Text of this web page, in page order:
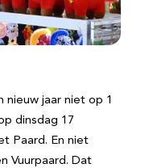
nieuw jaar niet op 1
dinsdag 17
Paard. En niet
Vuurpaard. Dat